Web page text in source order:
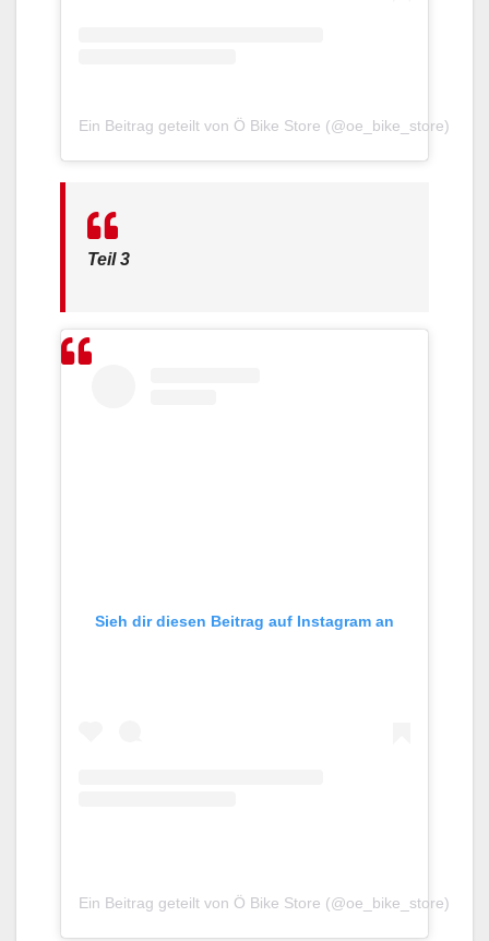
Ein Beitrag geteilt von Ö Bike Store (@oe_bike_store)
Teil 3
Sieh dir diesen Beitrag auf Instagram an
Ein Beitrag geteilt von Ö Bike Store (@oe_bike_store)